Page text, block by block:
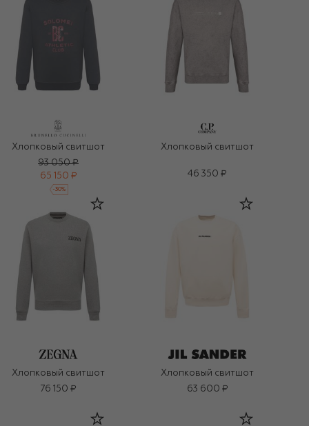
Хлопковый свитшот
93 050 ₽
65 150 ₽
-30%
Хлопковый свитшот
46 350 ₽
Хлопковый свитшот
76 150 ₽
Хлопковый свитшот
63 600 ₽